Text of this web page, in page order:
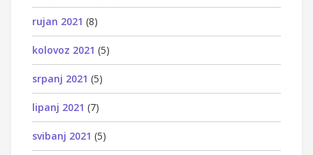
rujan 2021 (8)
kolovoz 2021 (5)
srpanj 2021 (5)
lipanj 2021 (7)
svibanj 2021 (5)